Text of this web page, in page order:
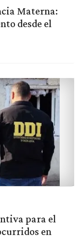
Materna:
desde el
para el
en